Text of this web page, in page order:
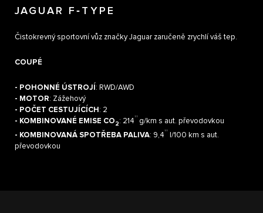
JAGUAR F‑TYPE
Čistokrevný sportovní vůz značky Jaguar zaručeně zrychlí váš tep.
COUPÉ
- POHONNÉ ÚSTROJÍ : RWD/AWD
- MOTOR: Zážehový
- POČET CESTUJÍCÍCH : 2
- KOMBINOVANÉ EMISE CO 2 : 214†† g/km s aut. převodovkou
- KOMBINOVANÁ SPOTŘEBA PALIVA: 9,4††
l/100 km s aut.
převodovkou